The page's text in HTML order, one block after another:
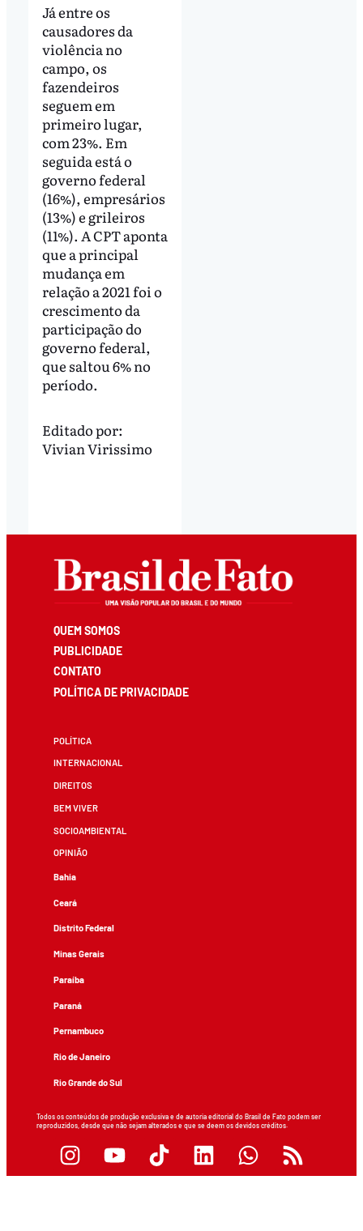
Já entre os
causadores da
violência no
campo, os
fazendeiros
seguem em
primeiro lugar,
com 23%. Em
seguida está o
governo federal
(16%), empresários
(13%) e grileiros
(11%). A CPT aponta
que a principal
mudança em
relação a 2021 foi o
crescimento da
participação do
governo federal,
que saltou 6% no
período.
Editado por:
Vivian Virissimo
QUEM SOMOS
PUBLICIDADE
CONTATO
POLÍTICA DE PRIVACIDADE
POLÍTICA
INTERNACIONAL
DIREITOS
BEM VIVER
SOCIOAMBIENTAL
OPINIÃO
Bahia
Ceará
Distrito Federal
Minas Gerais
Paraíba
Paraná
Pernambuco
Rio de Janeiro
Rio Grande do Sul
Todos os conteúdos de produção exclusiva e de autoria editorial do Brasil de Fato podem ser
reproduzidos, desde que não sejam alterados e que se deem os devidos créditos.